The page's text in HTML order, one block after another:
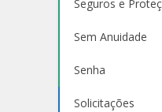
Seguros e
Sem Anuidade
Senha
Solicitações